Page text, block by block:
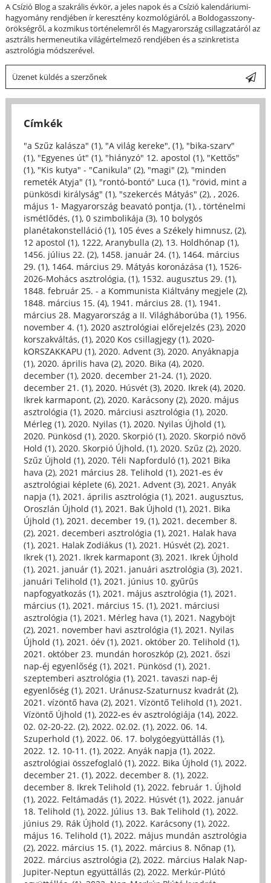
A Csízió Blog a szakrális évkör, a jeles napok és a Csízió kalendáriumi-
hagyomány rendjében ír keresztény kozmológiáról, a Boldogasszony-
örökségről, a kozmikus történelemről és Magyarország csillagzatáról az
asztrális hermeneutika világértelmező rendjében és a szinkretista
asztrológia módszerével.
Üzenet küldés a szerzőnek
Címkék
"a Szűz kalásza" (1), "A világ kereke", (1), "bika-szarv"
(1), "Egyenes út" (1), "hiányzó" 12. apostol (1), "Kettős"
(1), "Kis kutya" - "Canikula" (2), "magi" (2), "minden
remeték Atyja" (1), "rontó-bontó" Luca (1), "rövid, mint a
pünkösdi királyság" (1), "szekercés Mátyás" (2), , 2026.
május 1- Magyarország beavató pontja, (1), , történelmi
ismétlődés, (1), 0 szimbolikája (3), 10 bolygós
planétakonstelláció (1), 105 éves a Székely himnusz, (2),
12 apostol (1), 1222, Aranybulla (2), 13. Holdhónap (1),
1456. július 22. (2), 1458. január 24. (1), 1464. március
29. (1), 1464. március 29. Mátyás koronázása (1), 1526-
2026-Mohács asztrológia, (1), 1532. augusztus 29. (1),
1848. február 25. - a Kommunista Kiáltvány megjele (2),
1848. március 15. (4), 1941. március 28. (1), 1941.
március 28. Magyarország a II. Világháborúba (1), 1956.
november 4. (1), 2020 asztrológiai előrejelzés (23), 2020
korszakváltás, (1), 2020 Kos csillagjegy (1), 2020-
kORSZAKKAPU (1), 2020. Advent (3), 2020. Anyáknapja
(1), 2020. április hava (2), 2020. Bika (4), 2020.
december (1), 2020. december 21-24. (1), 2020.
december 21. (1), 2020. Húsvét (3), 2020. Ikrek (4), 2020.
Ikrek karmapont, (2), 2020. Karácsony (2), 2020. május
asztrológia (1), 2020. márciusi asztrológia (1), 2020.
Mérleg (1), 2020. Nyilas (1), 2020. Nyilas Újhold (1),
2020. Pünkösd (1), 2020. Skorpió (1), 2020. Skorpió növő
Hold (1), 2020. Skorpió Újhold, (1), 2020. Szűz (2), 2020.
Szűz Újhold (1), 2020. Téli Napforduló (1), 2021 Bika
hava (2), 2021 március 28. Telihold (1), 2021-es év
asztrológiai képlete (6), 2021. Advent (3), 2021. Anyák
napja (1), 2021. április asztrológia (1), 2021. augusztus,
Oroszlán Újhold (1), 2021. Bak Újhold (1), 2021. Bika
Újhold (1), 2021. december 19, (1), 2021. december 8.
(2), 2021. decemberi asztrológia (1), 2021. Halak hava
(1), 2021. Halak Zodiákus (1), 2021. Húsvét (2), 2021.
Ikrek (1), 2021. Ikrek karmapont (3), 2021. Ikrek Újhold
(1), 2021. január (1), 2021. januári asztrológia (3), 2021.
januári Telihold (1), 2021. június 10. gyűrűs
napfogyatkozás (1), 2021. május asztrológia (1), 2021.
március (1), 2021. március 15. (1), 2021. márciusi
asztrológia (1), 2021. Mérleg hava (1), 2021. Nagyböjt
(2), 2021. november havi asztrológia (1), 2021. Nyilas
Újhold (1), 2021. óév (1), 2021. október 20. Telihold (1),
2021. október 23. mundán horoszkóp (2), 2021. őszi
nap-éj egyenlőség (1), 2021. Pünkösd (1), 2021.
szeptemberi asztrológia (1), 2021. tavaszi nap-éj
egyenlőség (1), 2021. Uránusz-Szaturnusz kvadrát (2),
2021. vízöntő hava (2), 2021. Vízöntő Telihold (1), 2021.
Vízöntő Újhold (1), 2022-es év asztrológiája (14), 2022.
02. 02-20-22. (2), 2022. 02.02. (1), 2022. 06. 14.
Szuperhold (1), 2022. 06. 17. bolygóegyüttállás (1),
2022. 12. 10-11. (1), 2022. Anyák napja (1), 2022.
asztrológiai összefoglaló (1), 2022. Bika Újhold (1), 2022.
december 21. (1), 2022. december 8. (1), 2022.
december 8. Ikrek Telihold (1), 2022. február 1. Újhold
(1), 2022. Feltámadás (1), 2022. Húsvét (1), 2022. január
18. Telihold (1), 2022. Július 13. Bak Telihold (1), 2022.
június 29. Rák Újhold (1), 2022. Karácsony (1), 2022.
május 16. Telihold (1), 2022. május mundán asztrológia
(2), 2022. március 15. (1), 2022. március 8. Nőnap (1),
2022. március asztrológia (2), 2022. március Halak Nap-
Jupiter-Neptun együttállás (2), 2022. Merkúr-Plútó